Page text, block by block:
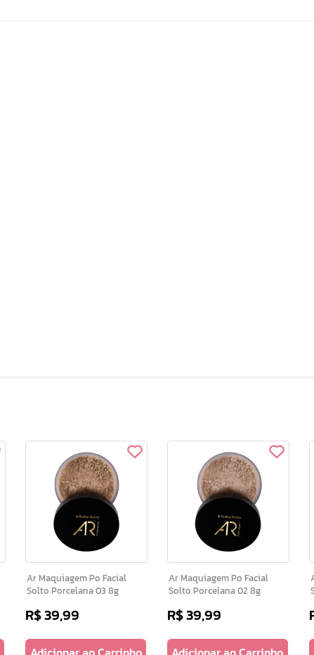
Ar Maquiagem Po Facial
Solto Porcelana 03 8g
R$39,99
Ar Maquiagem Po Facial
Solto Porcelana 02 8g
R$39,99